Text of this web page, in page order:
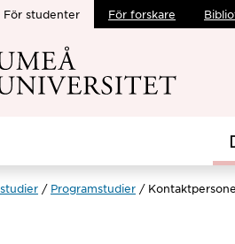
till innehållet
För studenter För forskare
Programstudier